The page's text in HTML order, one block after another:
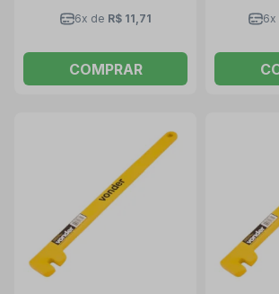
6x de R$ 11,71
COMPRAR
6x